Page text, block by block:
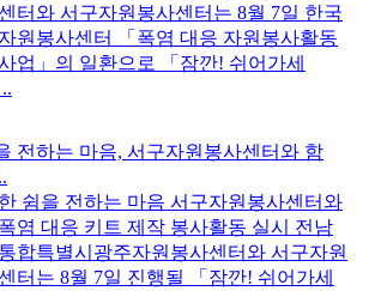
터와 서구자원봉사센터는 8월 7일 한국
원봉사센터 「폭염 대응 자원봉사활동
업」의 일환으로 「잠깐! 쉬어가세
전하는 마음, 서구자원봉사센터와 함
쉼을 전하는 마음 서구자원봉사센터와
염 대응 키트 제작 봉사활동 실시 전남
합특별시광주자원봉사센터와 서구자원
터는 8월 7일 진행될 「잠깐! 쉬어가세